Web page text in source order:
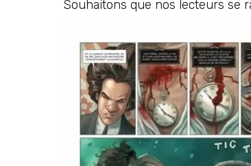
Souhaitons que nos lecteurs se